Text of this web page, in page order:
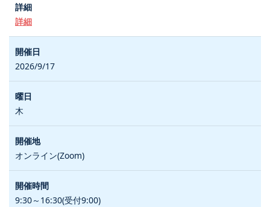
詳細
2026/9/17
木
オンライン(Zoom)
9:30～16:30(受付9:00)